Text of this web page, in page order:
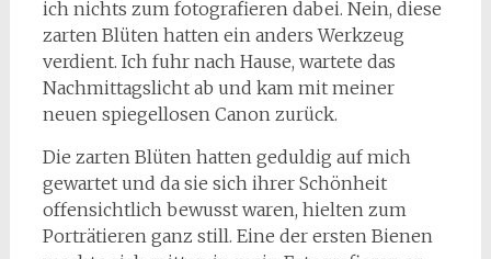
ich nichts zum fotografieren dabei. Nein, diese
zarten Blüten hatten ein anders Werkzeug
verdient. Ich fuhr nach Hause, wartete das
Nachmittagslicht ab und kam mit meiner
neuen spiegellosen Canon zurück.
Die zarten Blüten hatten geduldig auf mich
gewartet und da sie sich ihrer Schönheit
offensichtlich bewusst waren, hielten zum
Porträtieren ganz still. Eine der ersten Bienen